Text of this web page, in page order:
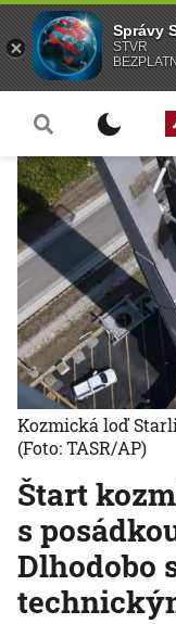
Štart
s
Dlhodobo
Kozmická loď
(Foto: TASR/AP)
Správy
STVR